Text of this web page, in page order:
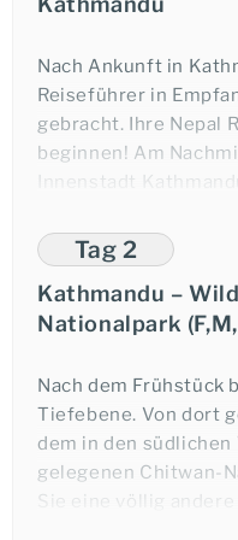
Nach Ankunft in
Reiseführer in
gebracht. Ihre Nepal
beginnen! Am
Innenstadt
besichtigen. Der
ältesten religiösen
malerisch auf einem
befindet sich eine
Übernachtung in
Tag 2
Kathmandu –
Nationalpark
Nach dem Frühstück
Tiefebene. Von dort
dem in den südlichen
gelegenen Chitwan-
Sie eine völlig